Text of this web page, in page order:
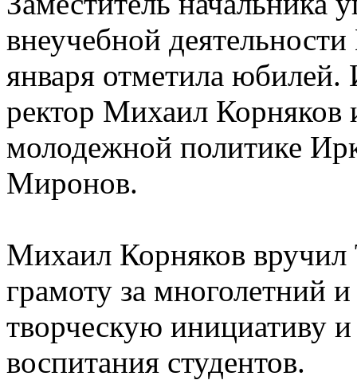
внеучебной
января отметила
ректор Михаил Корняков
молодежной политике
Миронов.
Михаил Корняков вручил
грамоту за многолетний
творческую инициативу
воспитания студентов.